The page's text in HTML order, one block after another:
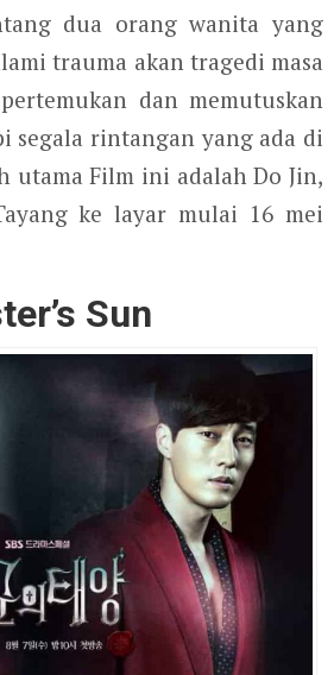
dua orang wanita yang
trauma akan tragedi masa
dan memutuskan
segala rintangan yang ada di
utama Film ini adalah Do Jin,
ke layar mulai 16 mei
Sun